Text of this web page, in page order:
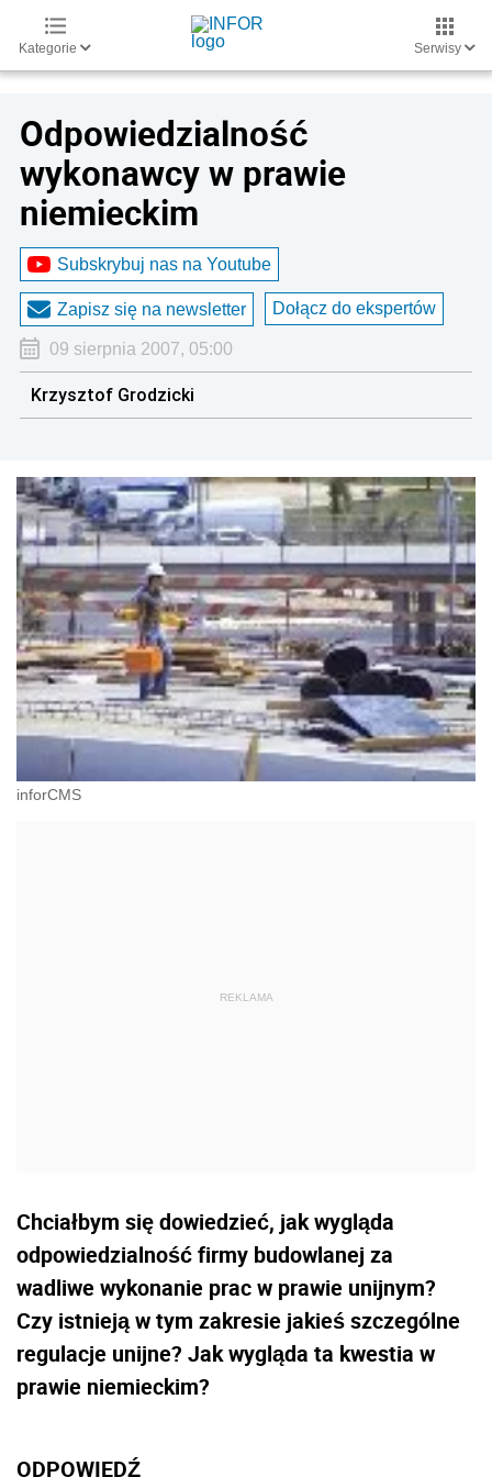
Kategorie Serwisy
Odpowiedzialność
wykonawcy w prawie
niemieckim
Subskrybuj nas na Youtube
Zapisz się na newsletter Dołącz do ekspertów
09 sierpnia 2007, 05:00
Krzysztof Grodzicki
inforCMS
Chciałbym się dowiedzieć, jak wygląda
odpowiedzialność firmy budowlanej za
wadliwe wykonanie prac w prawie unijnym?
Czy istnieją w tym zakresie jakieś szczególne
regulacje unijne? Jak wygląda ta kwestia w
prawie niemieckim?
ODPOWIEDŹ